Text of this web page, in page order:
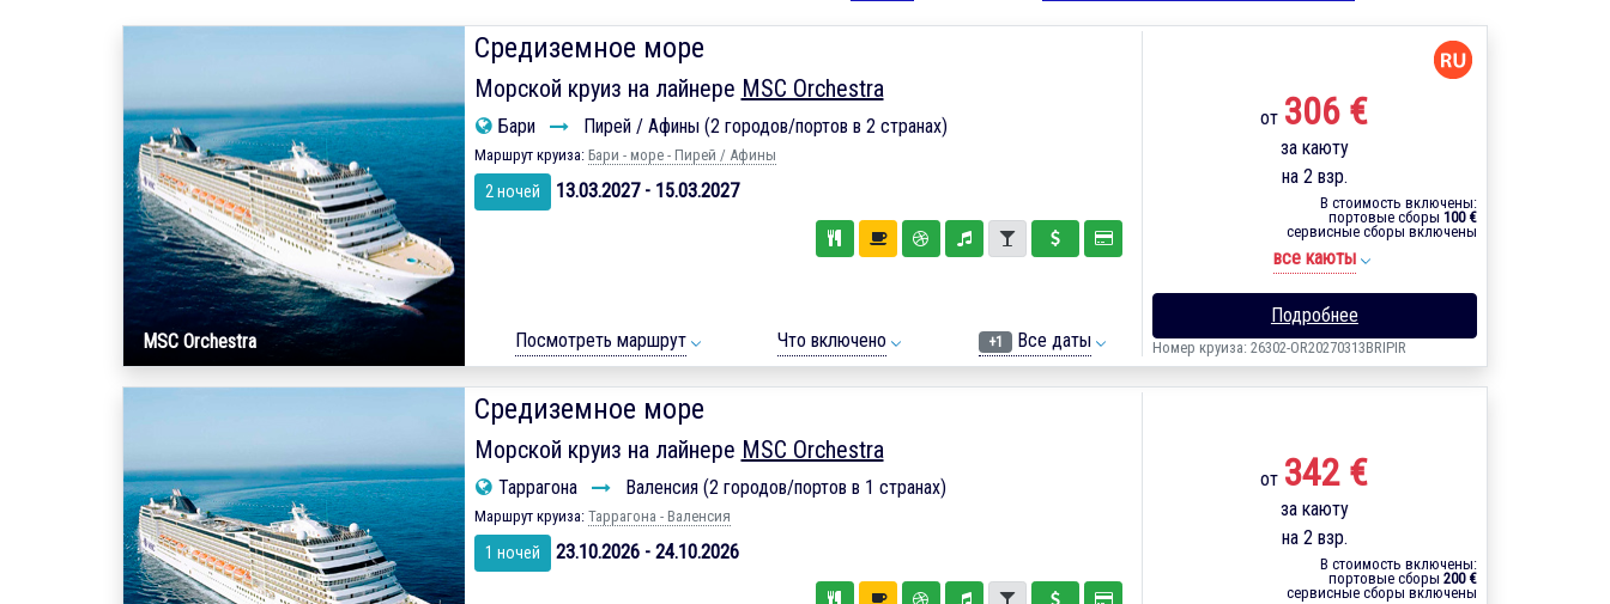
MSC Orchestra
Средиземное море
Морской круиз на лайнере MSC Orchestra
Бари Пирей / Афины (2 городов/портов в 2 странах)
Маршрут круиза: Бари - море - Пирей / Афины
2 ночей 13.03.2027 - 15.03.2027
Посмотреть маршрут Что включено +1 Все даты
от 306 €
за каюту
на 2 взр.
В стоимость включены:
портовые сборы 100 €
сервисные сборы включены
все каюты
Подробнее
Номер круиза: 26302-OR20270313BRIPIR
Средиземное море
Морской круиз на лайнере MSC Orchestra
Таррагона Валенсия (2 городов/портов в 1 странах)
Маршрут круиза: Таррагона - Валенсия
1 ночей 23.10.2026 - 24.10.2026
от 342 €
за каюту
на 2 взр.
В стоимость включены:
портовые сборы 200 €
сервисные сборы включены